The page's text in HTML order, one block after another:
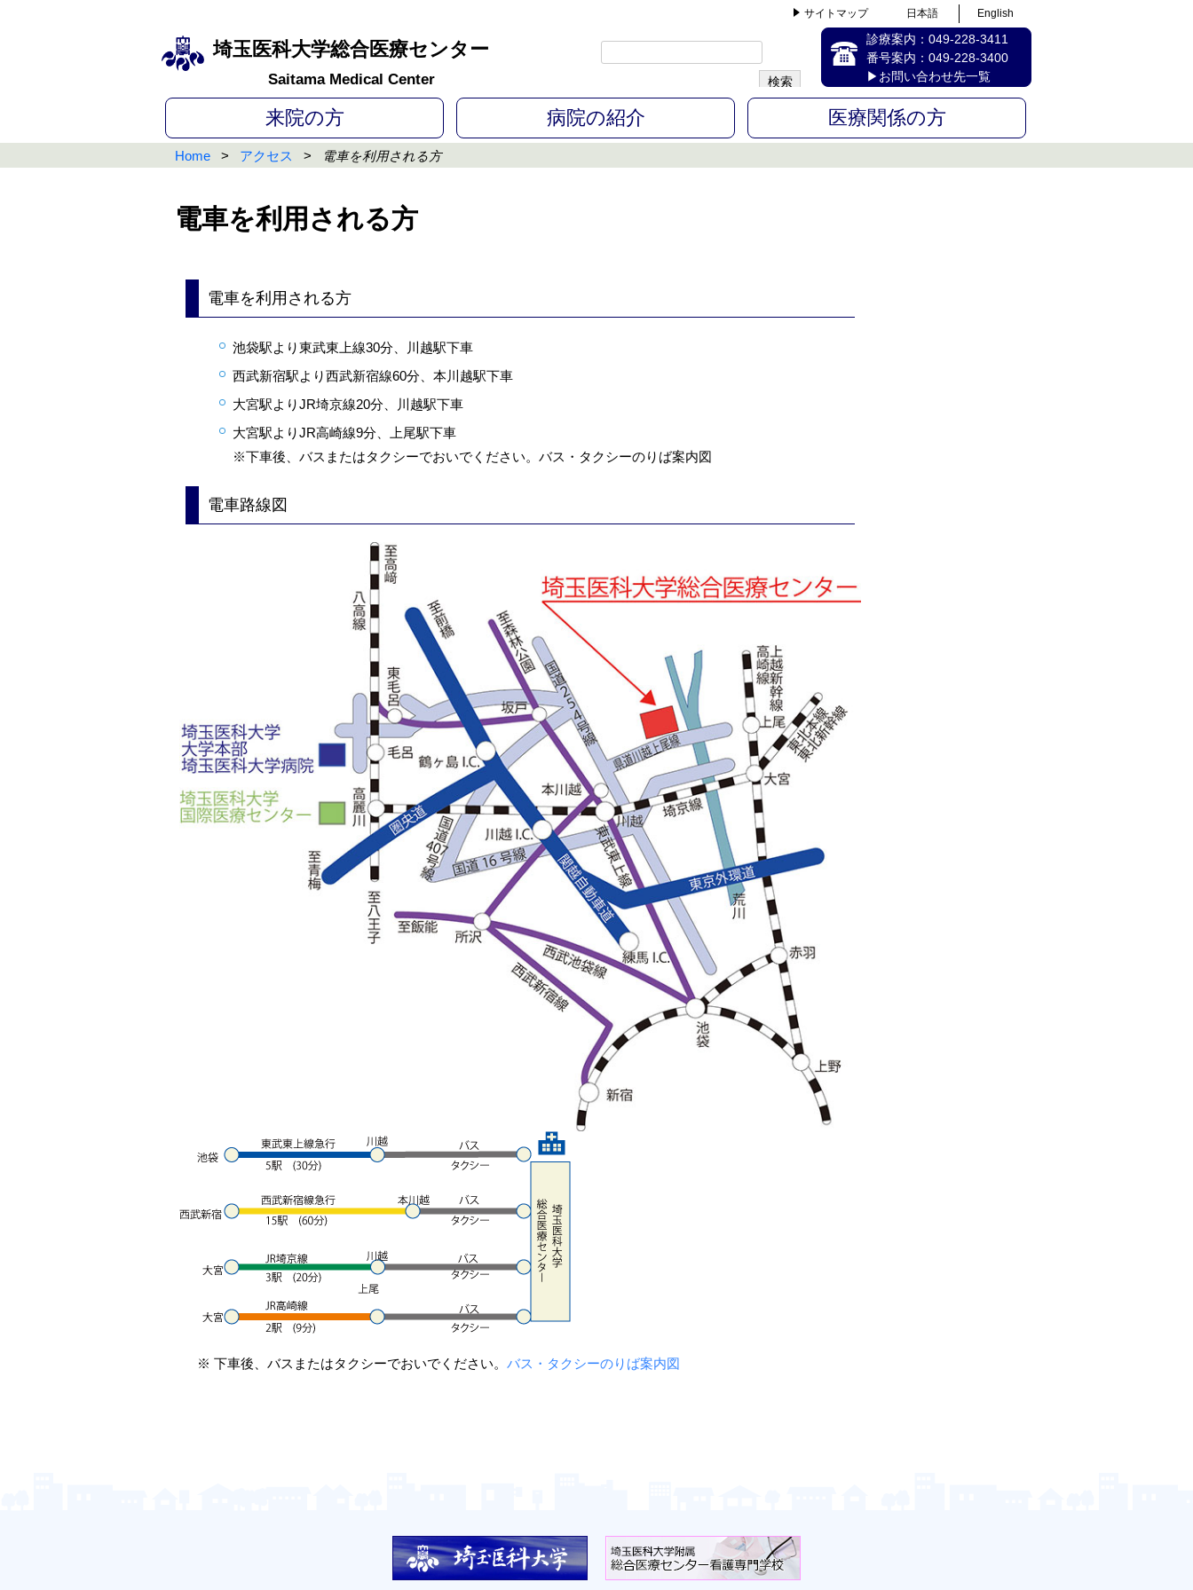
サイトマップ 日本語 English
埼玉医科大学総合医療センター
Saitama Medical Center
診療案内： 049-228-3411
番号案内： 049-228-3400
▶お問い合わせ先一覧
来院の方 病院の紹介 医療関係の方
Home アクセス 電車を利用される方
電車を利用される方
電車を利用される方
池袋駅より東武東上線30分、川越駅下車
西武新宿駅より西武新宿線60分、本川越駅下車
大宮駅よりJR埼京線20分、川越駅下車
大宮駅よりJR高崎線9分、上尾駅下車
※下車後、バスまたはタクシーでおいでください。 バス・タクシーのりば案内図
電車路線図
※ 下車後、バスまたはタクシーでおいでください。 バス・タクシーのりば案内図